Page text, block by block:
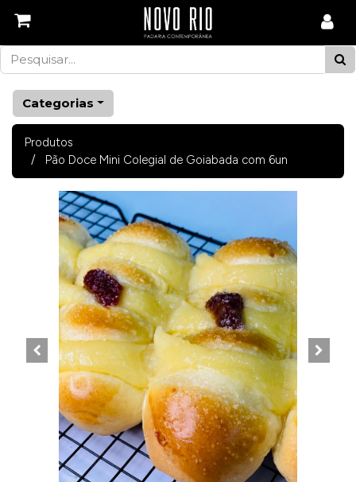
Categorias
Produtos
Pão Doce Mini Colegial de Goiabada com 6un